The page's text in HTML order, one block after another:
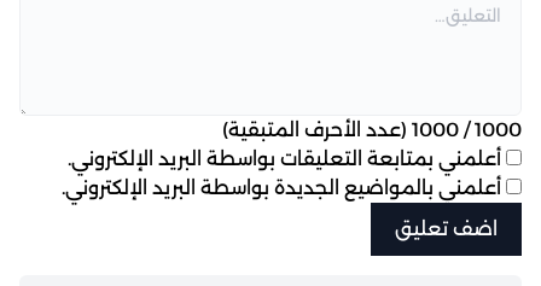
1000
/
1000 (عدد الأحرف المتبقية)
أعلمني بمتابعة التعليقات بواسطة البريد الإلكتروني.
أعلمني بالمواضيع الجديدة بواسطة البريد الإلكتروني.